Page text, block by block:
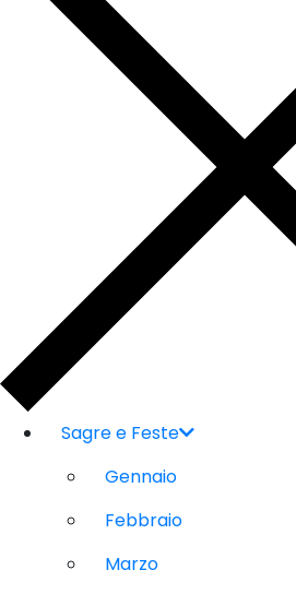
Sagre e Feste
Gennaio
Febbraio
Marzo